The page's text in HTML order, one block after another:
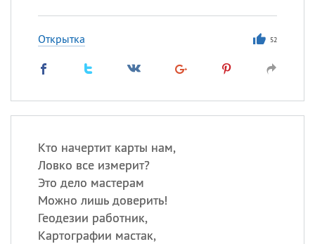
Открытка 52
Кто начертит карты нам,
Ловко все измерит?
Это дело мастерам
Можно лишь доверить!
Геодезии работник,
Картографии мастак,